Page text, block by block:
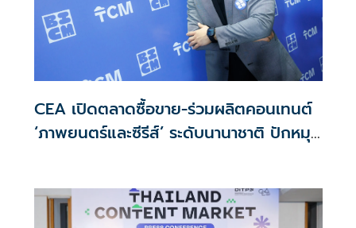
CEA เปิดตลาดซื้อขาย-ร่วมผลิตคอนเทนต์
‘ภาพยนตร์และซีรีส์’ ระดับนานาชาติ ปักหมุด